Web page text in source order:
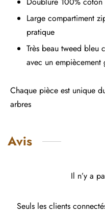
Large compartiment
pratique
Très beau tweed bleu
avec un empiècement
Chaque pièce est unique
arbres
Avis
Il n’y a
Seuls les clients